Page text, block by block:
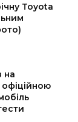
Toyota
на